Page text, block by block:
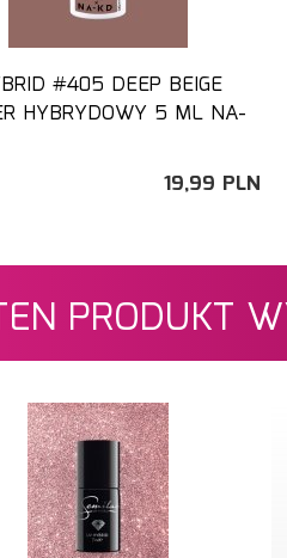
#405 DEEP BEIGE
HYBRYDOWY 5 ML NA-
19,99 PLN
PRODUKT